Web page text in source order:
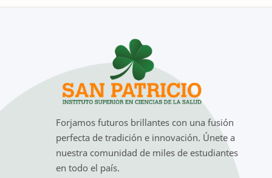
Forjamos futuros brillantes con una fusión
perfecta de tradición e innovación. Únete a
nuestra comunidad de miles de estudiantes
en todo el país.